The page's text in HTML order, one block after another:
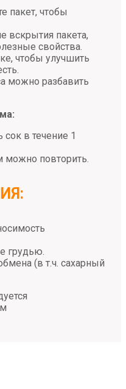
пакет, чтобы
вскрытия пакета,
свойства.
чтобы улучшить
можно разбавить
сок в течение 1
можно повторить.
грудью.
(в т.ч. сахарный